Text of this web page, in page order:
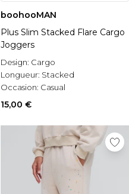
boohooMAN
Plus Slim Stacked Flare Cargo
Joggers
Design: Cargo
Longueur: Stacked
Occasion: Casual
15,00 €